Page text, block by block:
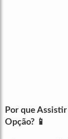
Por que
Opção? 📱